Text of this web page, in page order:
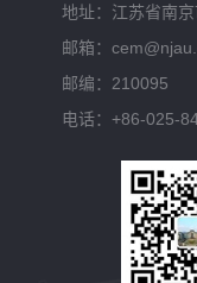
地址：江苏省南
邮箱：
邮编：210095
电话：+86-025-